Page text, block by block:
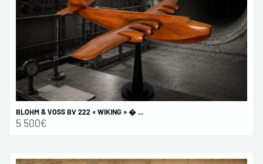
BLOHM & VOSS BV 222 « WIKING » � ...
5 500€